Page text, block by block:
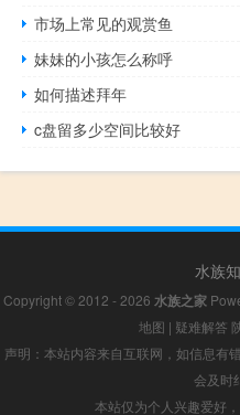
市场上常见的观赏鱼
妹妹的小孩怎么称呼
如何描述拜年
c盘留多少空间比较好
水族
Copyright © 2012 - 2026 水族之家
地图 | 疑难解答
声明：本站内容来自互联网，如信息有
会及时
本站仅为个人兴趣爱好